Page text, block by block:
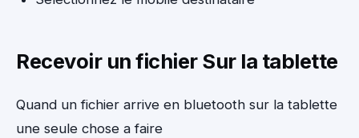
Recevoir un fichier Sur la tablette
Quand un fichier arrive en bluetooth sur la tablette
une seule chose a faire